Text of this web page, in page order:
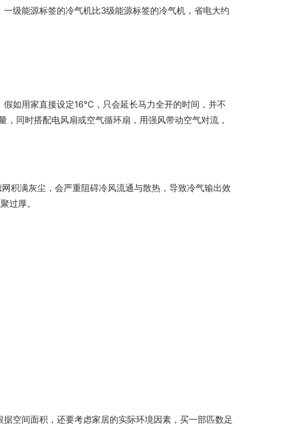
一级能源标签的冷气机比3级能源标签的冷气机，省电大约
如用家直接设定16°C，只会延长马力全开的时间，并不
同时搭配电风扇或空气循环扇，用强风带动空气对流，
积满灰尘，会严重阻碍冷风流通与散热，导致冷气输出效
过厚。
空间面积，还要考虑家居的实际环境因素，买一部匹数足